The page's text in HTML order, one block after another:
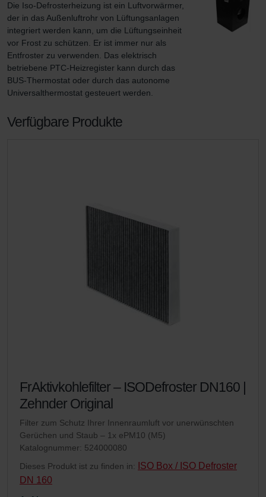
Die Iso-Defrosterheizung ist ein Luftvorwärmer,
der in das Außenluftrohr von Lüftungsanlagen
integriert werden kann, um die Lüftungseinheit
vor Frost zu schützen. Er ist immer nur als
Entfroster zu verwenden. Das elektrisch
betriebene PTC-Heizregister kann durch das
BUS-Thermostat oder durch das autonome
Universalthermostat gesteuert werden.
Verfügbare Produkte
FrAktivkohlefilter – ISODefroster DN160 |
Zehnder Original
Filter zum Schutz Ihrer Innenraumluft vor unerwünschten
Gerüchen und Staub – 1x ePM10 (M5)
Katalognummer: 524000080
Dieses Produkt ist zu finden in:
ISO Box / ISO Defroster
DN 160